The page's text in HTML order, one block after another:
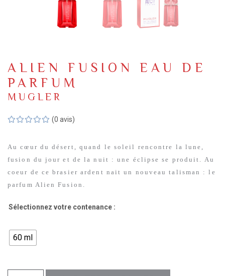
ALIEN FUSION EAU DE
PARFUM
MUGLER
(0 avis)
Au cœur du désert, quand le soleil rencontre la lune,
fusion du jour et de la nuit : une éclipse se produit. Au
coeur de ce brasier ardent nait un nouveau talisman : le
parfum Alien Fusion.
Sélectionnez votre contenance :
60 ml